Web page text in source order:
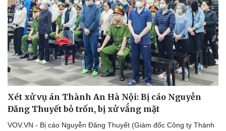
Xét xử vụ án Thành An Hà Nội: Bị cáo Nguyễn
Đăng Thuyết bỏ trốn, bị xử vắng mặt
VOV.VN - Bị cáo Nguyễn Đăng Thuyết (Giám đốc Công ty Thành